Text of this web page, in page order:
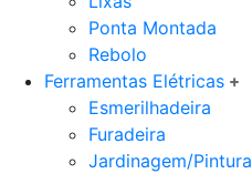
Ponta Montada
Rebolo
Ferramentas Elétricas
Esmerilhadeira
Furadeira
Jardinagem/Pintura